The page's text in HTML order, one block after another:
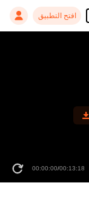
افتح التطبيق
00:00:00/00:13:18